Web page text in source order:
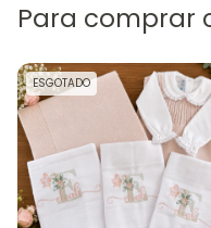
Para comprar
ESGOTADO